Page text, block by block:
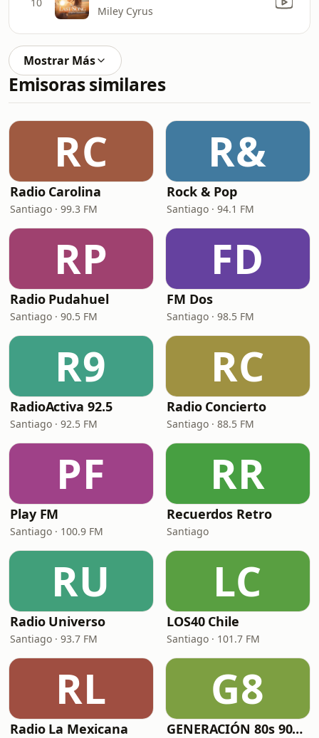
Miley Cyrus
Mostrar Más
Emisoras similares
RC
Radio Carolina
Santiago · 99.3 FM
R&
Rock & Pop
Santiago · 94.1 FM
RP
Radio Pudahuel
Santiago · 90.5 FM
FD
FM Dos
Santiago · 98.5 FM
R9
RadioActiva 92.5
Santiago · 92.5 FM
RC
Radio Concierto
Santiago · 88.5 FM
PF
Play FM
Santiago · 100.9 FM
RR
Recuerdos Retro
Santiago
RU
Radio Universo
Santiago · 93.7 FM
LC
LOS40 Chile
Santiago · 101.7 FM
RL
Radio La Mexicana
G8
GENERACIÓN 80s 90s Neltume Chile Radio